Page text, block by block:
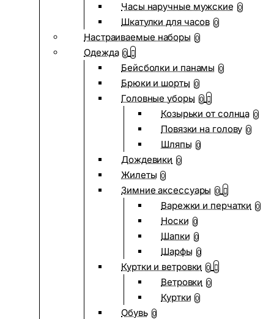
Часы наручные мужские 0
Шкатулки для часов 0
Настраиваемые наборы 0
Одежда 0
Бейсболки и панамы 0
Брюки и шорты 0
Головные уборы 0
Козырьки от солнца 0
Повязки на голову 0
Шляпы 0
Дождевики 0
Жилеты 0
Зимние аксессуары 0
Варежки и перчатки 0
Носки 0
Шапки 0
Шарфы 0
Куртки и ветровки 0
Ветровки 0
Куртки 0
Обувь 0